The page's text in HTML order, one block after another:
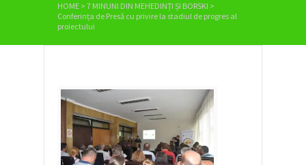
HOME > 7 MINUNI DIN MEHEDINȚI ȘI BORSKI >
Conferința de Presă cu privire la stadiul de progres al
proiectului